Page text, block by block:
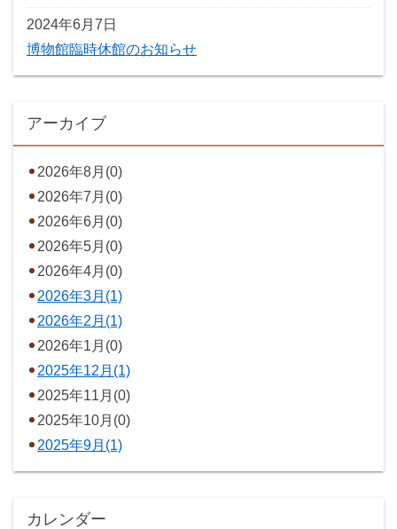
2024年6月7日
博物館臨時休館のお知らせ
アーカイブ
2026年8月(0)
2026年7月(0)
2026年6月(0)
2026年5月(0)
2026年4月(0)
2026年3月(1)
2026年2月(1)
2026年1月(0)
2025年12月(1)
2025年11月(0)
2025年10月(0)
2025年9月(1)
カレンダー